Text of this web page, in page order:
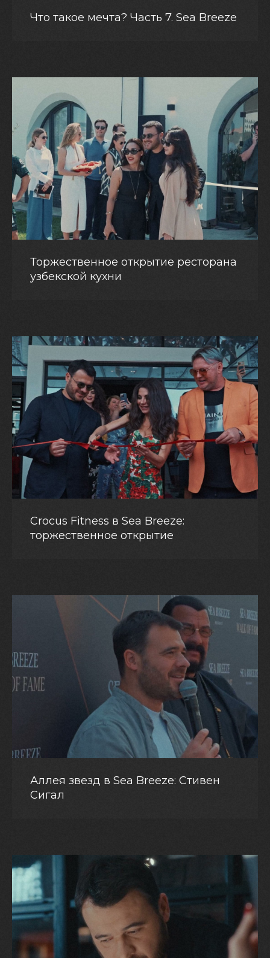
Что такое мечта? Часть 7. Sea Breeze
Торжественное открытие ресторана
узбекской кухни
Crocus Fitness в Sea Breeze:
торжественное открытие
Аллея звезд в Sea Breeze: Стивен
Сигал